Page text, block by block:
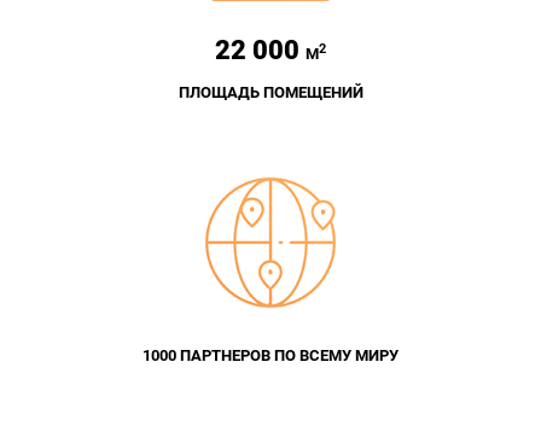
22 000 М2
ПЛОЩАДЬ ПОМЕЩЕНИЙ
1000 ПАРТНЕРОВ ПО ВСЕМУ МИРУ